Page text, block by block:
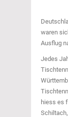
waren
Ausflug
Jedes
hiess es